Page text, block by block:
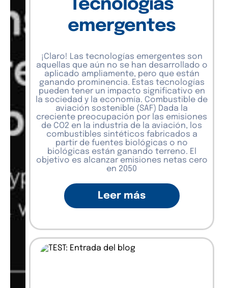
Tecnologías
emergentes
¡Claro! Las tecnologías emergentes son
aquellas que aún no se han desarrollado o
aplicado ampliamente, pero que están
ganando prominencia. Estas tecnologías
pueden tener un impacto significativo en
la sociedad y la economía. Combustible de
aviación sostenible (SAF) Dada la
creciente preocupación por las emisiones
de CO2 en la industria de la aviación, los
combustibles sintéticos fabricados a
partir de fuentes biológicas o no
biológicas están ganando terreno. El
objetivo es alcanzar emisiones netas cero
en 2050
Leer más